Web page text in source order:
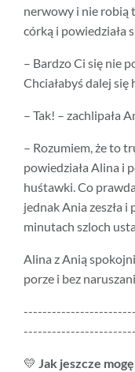
nerwowy i nie robią
córką i powiedziała
– Bardzo Ci się nie
Chciałabyś dalej się
– Tak! – zachlipała
– Rozumiem, że to
powiedziała Alina i
huśtawki. Co
jednak Ania zeszła i
minutach szloch
Alina z Anią
porze i bez
💛 Jak jeszcze